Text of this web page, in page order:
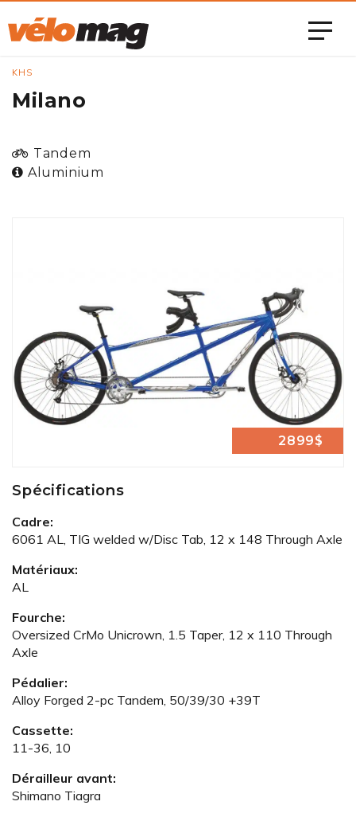
KHS
Milano
Tandem
Aluminium
2899$
Spécifications
Cadre:
6061 AL, TIG welded w/Disc Tab, 12 x 148 Through Axle
Matériaux:
AL
Fourche:
Oversized CrMo Unicrown, 1.5 Taper, 12 x 110 Through
Axle
Pédalier:
Alloy Forged 2-pc Tandem, 50/39/30 +39T
Cassette:
11-36, 10
Dérailleur avant:
Shimano Tiagra